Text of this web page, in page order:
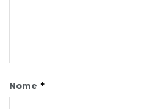
Nome *